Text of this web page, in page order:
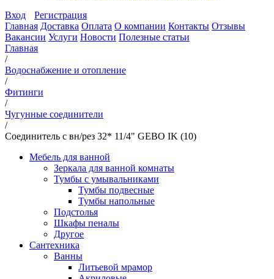
Вход
Регистрация
Главная Доставка Оплата О компании Контакты Отзывы
Вакансии Услуги Новости Полезные статьи
Главная
/
Водоснабжение и отопление
/
Фитинги
/
Чугунные соединители
/
Соединитель с вн/рез 32* 11/4" GEBO IK (10)
Мебель для ванной
Зеркала для ванной комнаты
Тумбы с умывальниками
Тумбы подвесные
Тумбы напольные
Подстолья
Шкафы пеналы
Другое
Сантехника
Ванны
Литьевой мрамор